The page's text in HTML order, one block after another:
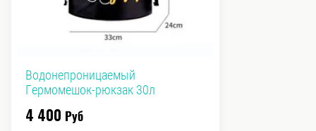
Водонепроницаемый
Гермомешок-рюкзак 30л
4 400 Руб